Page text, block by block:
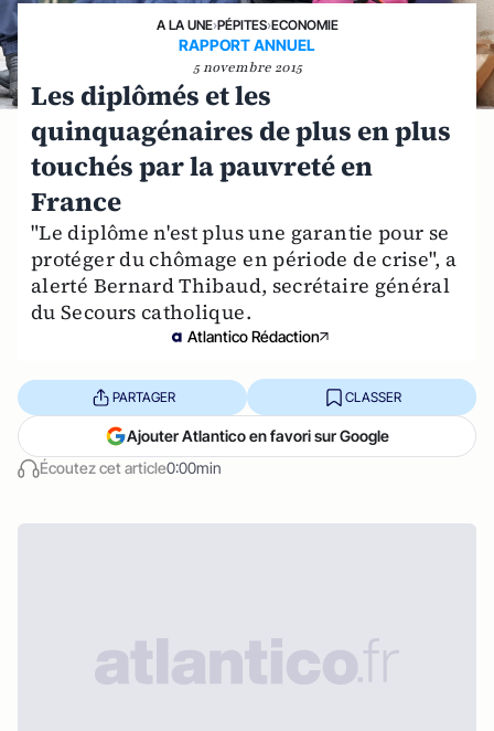
A LA UNE›PÉPITES›ECONOMIE
RAPPORT ANNUEL
5 novembre 2015
Les diplômés et les
quinquagénaires de plus en plus
touchés par la pauvreté en
France
"Le diplôme n'est plus une garantie pour se
protéger du chômage en période de crise", a
alerté Bernard Thibaud, secrétaire général
du Secours catholique.
Atlantico Rédaction
Écoutez cet article0:00min
PARTAGER CLASSER
Ajouter Atlantico en favori sur Google